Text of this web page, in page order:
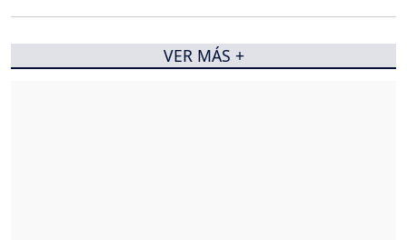
VER MÁS +